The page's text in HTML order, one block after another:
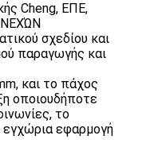
Cheng, ΕΠΕ,
σχεδίου και
παραγωγής και
και το πάχος
οποιουδήποτε
το
εγχώρια εφαρμογή